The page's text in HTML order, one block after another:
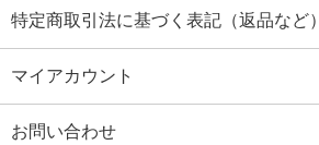
特定商取引法に基づく表記（返品など）
マイアカウント
お問い合わせ